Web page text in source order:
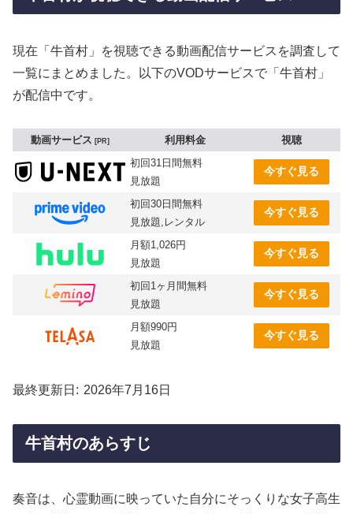
現在「牛首村」を視聴できる動画配信サービスを調査して
一覧にまとめました。以下のVODサービスで「牛首村」
が配信中です。
動画サービス PR 利用料金
視聴
初回31日間無料
見放題
今すぐ見る
初回30日間無料
見放題,レンタル
今すぐ見る
月額1,026円
見放題
今すぐ見る
初回1ヶ月間無料
見放題
今すぐ見る
月額990円
見放題
今すぐ見る
最終更新日 2026年7月16日
牛首村のあらすじ
奏音は、心霊動画に映っていた自分にそっくりな女子高生